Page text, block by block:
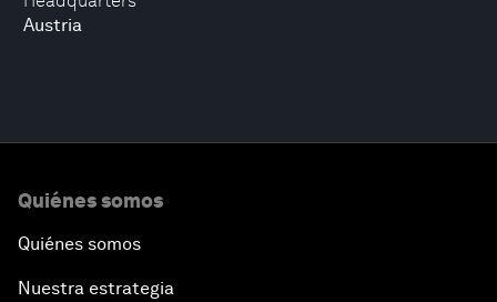
Austria
Quiénes somos
Quiénes somos
Nuestra estrategia